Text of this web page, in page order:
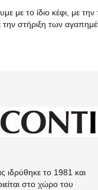
με το ίδιο κέφι, με
την στήριξη των
ιδρύθηκε το 1981 και
στο χώρο του